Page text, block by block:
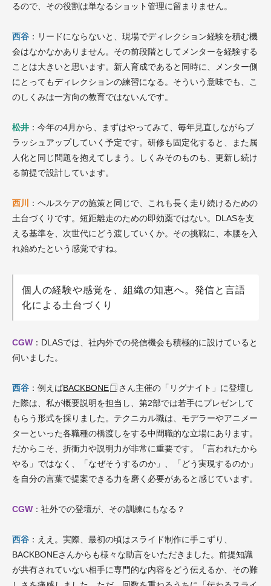
るので、その役割は単なるショット管理に留まりません。
西谷 ：リードにならないと、現場でディレクション経験を積む機
会はなかなかありません。その前段階としてメンターを経験する
ことは大きいと思います。新人育成であると同時に、メンター側
にとってもディレクションの練習になる。そういう意味でも、こ
のしくみは一方向の教育ではないんです。
松井 ：今年の4月から、まずはやってみて、毎年見直しながらブ
ラッシュアップしていく予定です。研修も固定化すると、また属
人化と同じ問題を抱えてしまう。しくみそのものも、更新し続け
る前提で設計しています。
西川
：ヘルスケアの施策と同じで、これも長く走り続けるための
土台づくりです。短距離走のための即効薬ではない。DLASを支
える基準を、次世代にどう渡していくか。その挑戦に、本腰を入
れ始めたという感覚ですね。
個人の経験や感覚を、組織の知恵へ。発信と言語
化による土台づくり
CGW ：DLASでは、社内外での発信機会も積極的に設けていると
伺いました。
西谷 ：例えばBACKBONE
さん主催の「リグナイト」に登壇し
た際は、私が概要説明を担当し、第2部では若手にプレゼンして
もらう形式を採りました。テクニカル職は、モデラーやアニメー
ターといった各職種の橋渡しをする中間職的な立場にあります。
だからこそ、折衝力や説明力が非常に重要です。「言われたから
やる」ではなく、「なぜそうするのか」、「どう実現するのか」
を自分の言葉で提案できる力を磨く必要があると感じています。
CGW ：社外での登壇が、その訓練にもなる？
西谷 ：ええ。実際、最初の頃はスライド制作に手こずり、
BACKBONEさんからも様々な助言をいただきました。前提知識
が共有されていない相手に専門的な内容をどう伝えるか、その難